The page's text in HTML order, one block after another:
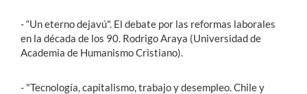
- “Un eterno dejavú". El debate por las reformas laborales
en la década de los 90. Rodrigo Araya (Universidad de
Academia de Humanismo Cristiano).
- "Tecnología, capitalismo, trabajo y desempleo. Chile y